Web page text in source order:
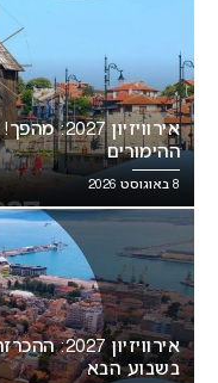
ההימורים
8 באוגוסט 2026
בשבוע הבא